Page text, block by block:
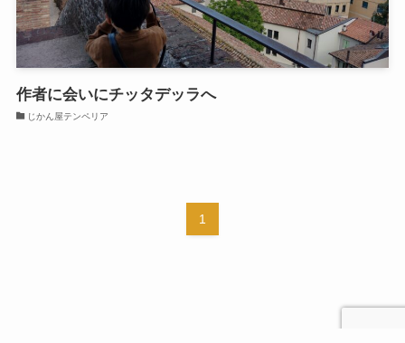
作者に会いにチッタデッラへ
じかん屋テンペリア
1